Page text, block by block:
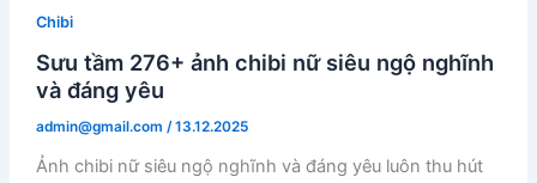
Chibi
Sưu tầm 276+ ảnh chibi nữ siêu ngộ nghĩnh
và đáng yêu
admin@gmail.com /13.12.2025
Ảnh chibi nữ siêu ngộ nghĩnh và đáng yêu luôn thu hút